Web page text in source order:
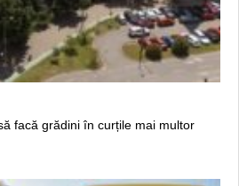
facă grădini în curțile mai multor